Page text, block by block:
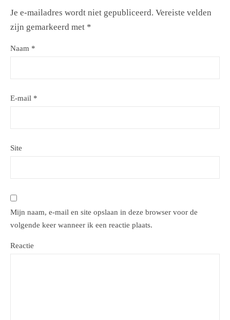
Je e-mailadres wordt niet gepubliceerd. Vereiste velden
zijn gemarkeerd met *
Naam *
E-mail *
Site
Mijn naam, e-mail en site opslaan in deze browser voor de
volgende keer wanneer ik een reactie plaats.
Reactie